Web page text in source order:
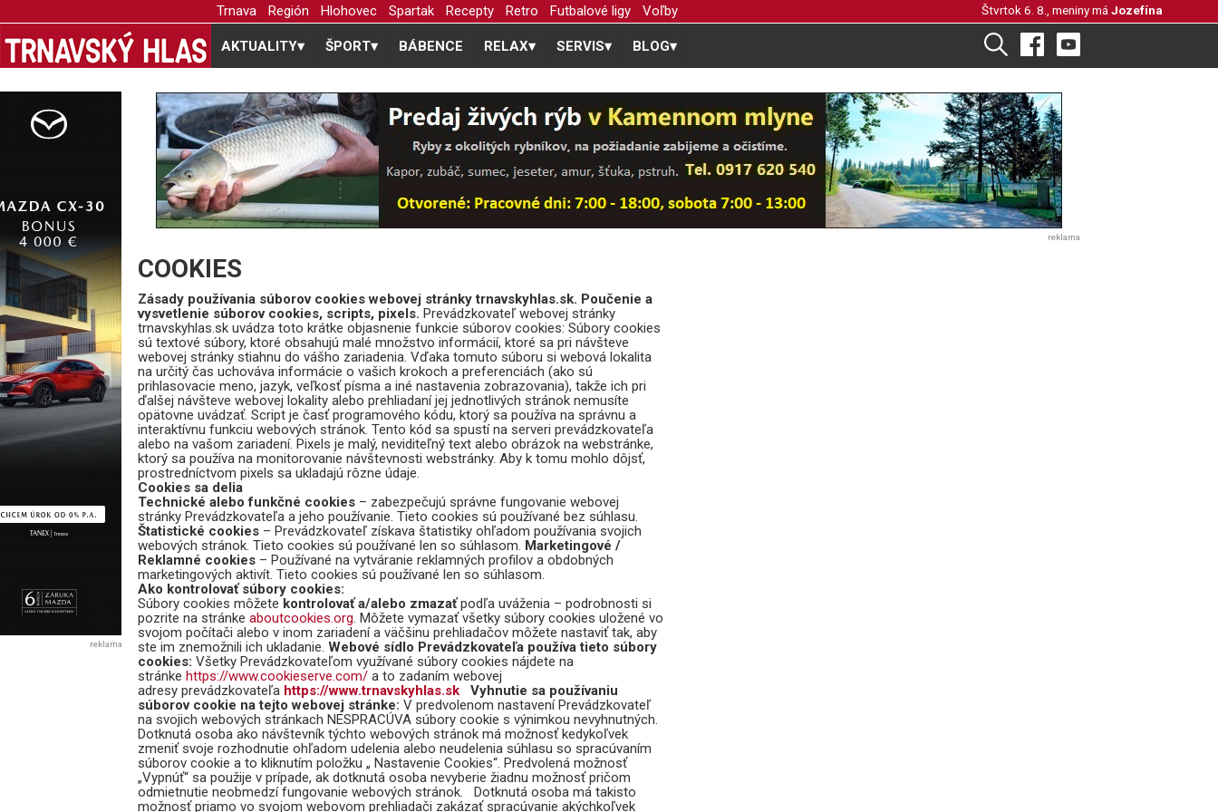
Trnava Región Hlohovec Spartak Recepty Retro Futbalové ligy Voľby Štvrtok 6. 8., meniny má Jozefína
AKTUALITY▾ ŠPORT▾ BÁBENCE RELAX▾ SERVIS▾ BLOG▾
reklama
COOKIES
Zásady používania súborov cookies webovej stránky trnavskyhlas.sk. Poučenie a
vysvetlenie súborov cookies, scripts, pixels. Prevádzkovateľ webovej stránky
trnavskyhlas.sk uvádza toto krátke objasnenie funkcie súborov cookies: Súbory cookies
sú textové súbory, ktoré obsahujú malé množstvo informácií, ktoré sa pri návšteve
webovej stránky stiahnu do vášho zariadenia. Vďaka tomuto súboru si webová lokalita
na určitý čas uchováva informácie o vašich krokoch a preferenciách (ako sú
prihlasovacie meno, jazyk, veľkosť písma a iné nastavenia zobrazovania), takže ich pri
ďalšej návšteve webovej lokality alebo prehliadaní jej jednotlivých stránok nemusíte
opätovne uvádzať. Script je časť programového kódu, ktorý sa používa na správnu a
interaktívnu funkciu webových stránok. Tento kód sa spustí na serveri prevádzkovateľa
alebo na vašom zariadení. Pixels je malý, neviditeľný text alebo obrázok na webstránke,
ktorý sa používa na monitorovanie návštevnosti webstránky. Aby k tomu mohlo dôjsť,
prostredníctvom pixels sa ukladajú rôzne údaje.
Cookies sa delia
Technické alebo funkčné cookies – zabezpečujú správne fungovanie webovej
stránky Prevádzkovateľa a jeho používanie. Tieto cookies sú používané bez súhlasu.
Štatistické cookies – Prevádzkovateľ získava štatistiky ohľadom používania svojich
webových stránok. Tieto cookies sú používané len so súhlasom. Marketingové /
Reklamné cookies – Používané na vytváranie reklamných profilov a obdobných
marketingových aktivít. Tieto cookies sú používané len so súhlasom.
Ako kontrolovať súbory cookies:
Súbory cookies môžete kontrolovať a/alebo zmazaťpodľa uváženia – podrobnosti si
pozrite na stránke aboutcookies.org. Môžete vymazať všetky súbory cookies uložené vo
svojom počítači alebo v inom zariadení a väčšinu prehliadačov môžete nastaviť tak, aby
ste im znemožnili ich ukladanie. Webové sídlo Prevádzkovateľa používa tieto súbory
cookies: Všetky Prevádzkovateľom využívané súbory cookies nájdete na
stránke https://www.cookieserve.com/ a to zadaním webovej
adresy prevádzkovateľa https://www.trnavskyhlas.sk
Vyhnutie sa používaniu
súborov cookie na tejto webovej stránke: V predvolenom nastavení Prevádzkovateľ
na svojich webových stránkach NESPRACÚVA súbory cookie s výnimkou nevyhnutných.
Dotknutá osoba ako návštevník týchto webových stránok má možnosť kedykoľvek
zmeniť svoje rozhodnutie ohľadom udelenia alebo neudelenia súhlasu so spracúvaním
súborov cookie a to kliknutím položku „ Nastavenie Cookies“. Predvolená možnosť
„Vypnúť“ sa použije v prípade, ak dotknutá osoba nevyberie žiadnu možnosť pričom
odmietnutie neobmedzí fungovanie webových stránok. Dotknutá osoba má takisto
možnosť priamo vo svojom webovom prehliadači zakázať spracúvanie akýchkoľvek
reklama